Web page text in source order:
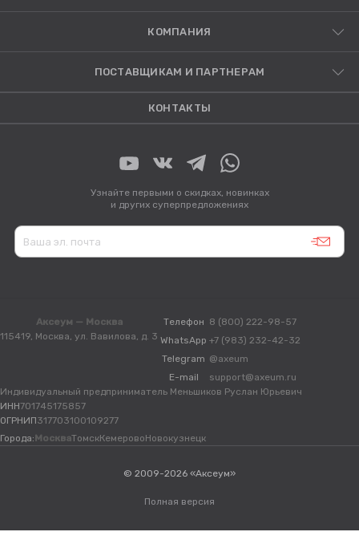
КОМПАНИЯ
ПОСТАВЩИКАМ И ПАРТНЕРАМ
КОНТАКТЫ
Узнайте первыми о скидках, новинках
и других суперпредложениях
Аксеум — Москва
115419, Москва, ул. Вавилова, д. 3
Телефон 8 (800) 222-98-57
WhatsApp +7 (983) 232-42-32
Telegram @axeum
E-mail
support@axeum.ru
Индивидуальный предприниматель Меньшиков Руслан Юрьевич
ИНН701745175857
ОГРНИП317703100109277
Города: МоскваТомскКемеровоНовокузнецк
© 2009-2026 «Аксеум»
Полная версия